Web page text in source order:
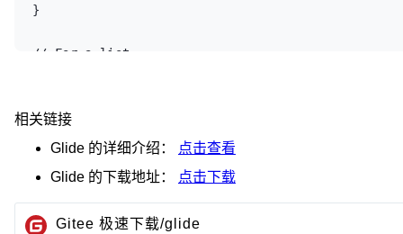
}
// For a list:
final ImageView myImageView;
if (recycled == null) {
container, false);
} else {
myImageView = (ImageView) recycled;
相关链接
Glide 的详细介绍：
点击查看
Glide 的下载地址： 点击下载
Gitee 极速下载/glide